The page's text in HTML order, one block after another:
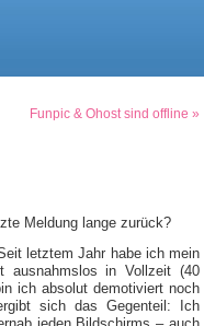
Funpic & Ohost sind offline »
Meldung lange zurück?
letztem Jahr habe ich mein
ausnahmslos in Vollzeit (40
ich absolut demotiviert noch
sich das Gegenteil: Ich